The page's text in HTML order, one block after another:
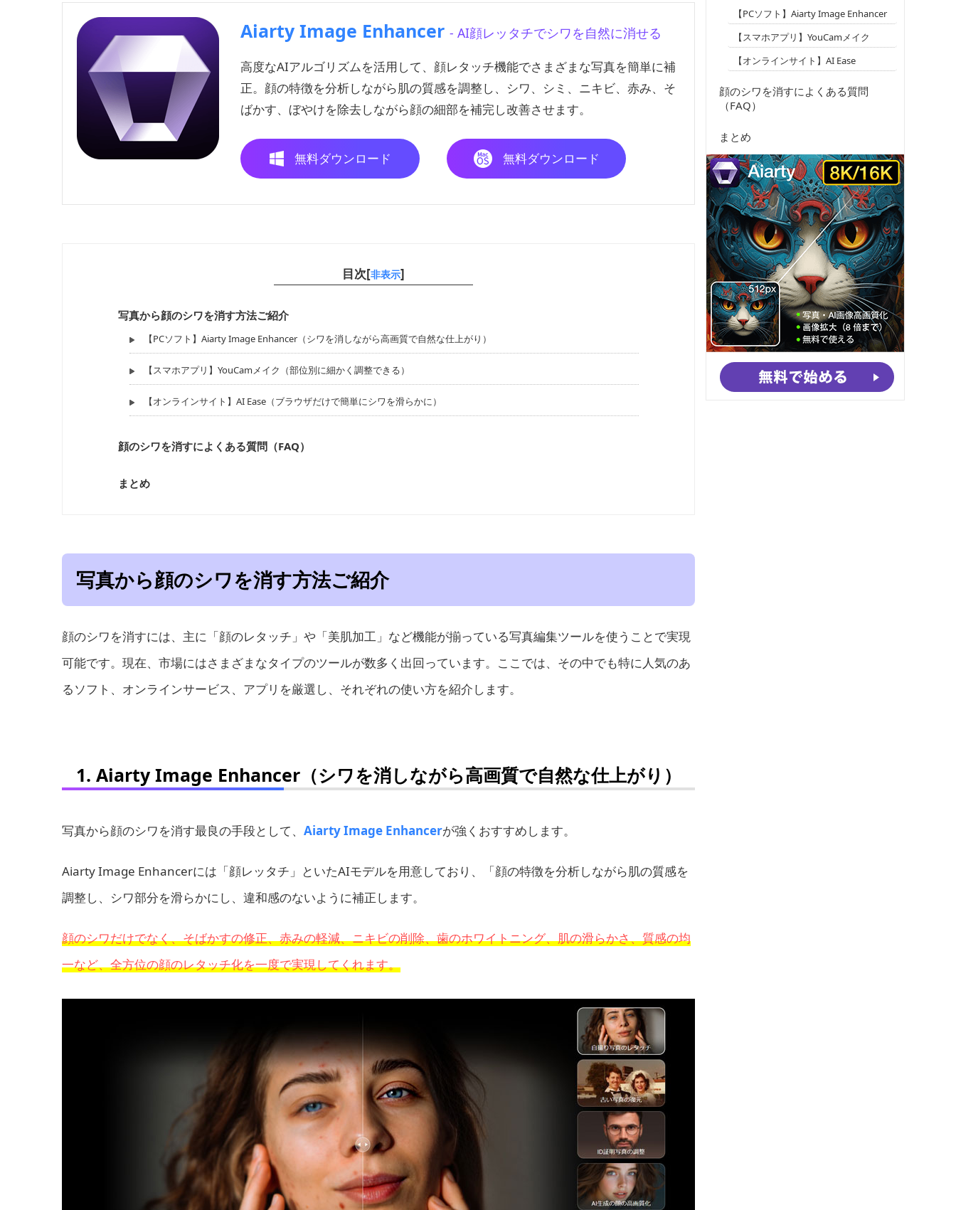
Aiarty Image Enhancer - AI顔レッタチでシワを自然に消せる
高度なAIアルゴリズムを活用して、顔レタッチ機能でさまざまな写真を簡単に補
正。顔の特徴を分析しながら肌の質感を調整し、シワ、シミ、ニキビ、赤み、そ
ばかす、ぼやけを除去しながら顔の細部を補完し改善させます。
無料ダウンロード 無料ダウンロード
目次[非表示]
写真から顔のシワを消す方法ご紹介
【PCソフト】Aiarty Image Enhancer（シワを消しながら高画質で自然な仕上がり）
【スマホアプリ】YouCamメイク（部位別に細かく調整できる）
【オンラインサイト】AI Ease（ブラウザだけで簡単にシワを滑らかに）
顔のシワを消すによくある質問（FAQ）
まとめ
写真から顔のシワを消す方法ご紹介
顔のシワを消すには、主に「顔のレタッチ」や「美肌加工」など機能が揃っている写真編集ツールを使うことで実現
可能です。現在、市場にはさまざまなタイプのツールが数多く出回っています。ここでは、その中でも特に人気のあ
るソフト、オンラインサービス、アプリを厳選し、それぞれの使い方を紹介します。
1. Aiarty Image Enhancer（シワを消しながら高画質で自然な仕上がり）
写真から顔のシワを消す最良の手段として、 Aiarty Image Enhancerが強くおすすめします。
Aiarty Image Enhancerには「顔レッタチ」といたAIモデルを用意しており、「顔の特徴を分析しながら肌の質感を
調整し、シワ部分を滑らかにし、違和感のないように補正します。
顔のシワだけでなく、そばかすの修正、赤みの軽減、ニキビの削除、歯のホワイトニング、肌の滑らかさ、質感の均
一など、全方位の顔のレタッチ化を一度で実現してくれます。
【PCソフト】Aiarty Image Enhancer
【スマホアプリ】YouCamメイク
【オンラインサイト】AI Ease
顔のシワを消すによくある質問
（FAQ）
まとめ